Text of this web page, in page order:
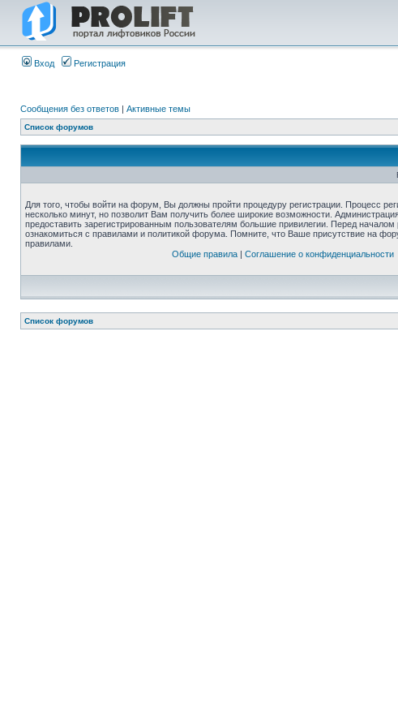
Вход Регистрация
Сообщения без ответов | Активные темы
Список форумов
Для того, чтобы войти на форум, Вы должны пройти процедуру регистрации. Процесс
несколько минут, но позволит Вам получить более широкие возможности.
предоставить зарегистрированным пользователям большие привилегии. Перед
ознакомиться с правилами и политикой форума. Помните, что Ваше присутствие на
правилами.
Общие правила| Соглашение о конфиденциальности
Список форумов